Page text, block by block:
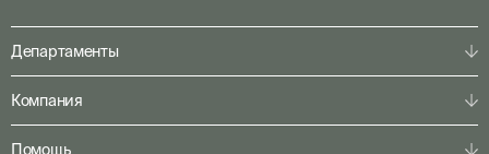
Департаменты
Компания
Помощь